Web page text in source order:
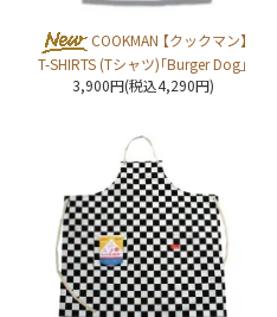
COOKMAN 【クックマン】
T-SHIRTS (Tシャツ)「Burger Dog」
3,900円(税込4,290円)